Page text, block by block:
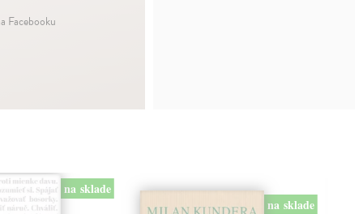
Facebooku
na sklade
na sklade